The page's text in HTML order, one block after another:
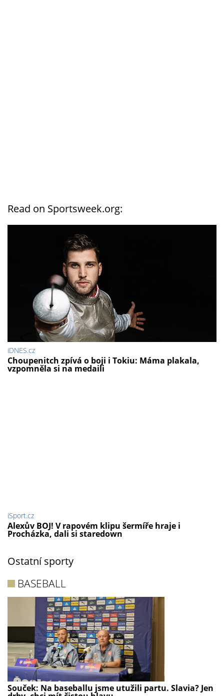
Read on Sportsweek.org:
iDNES.cz
Choupenitch zpívá o boji i Tokiu: Máma plakala,
vzpomněla si na medaili
iSport.cz
Alexův BOJ! V rapovém klipu šermíře hraje i
Procházka, dali si staredown
Ostatní sporty
BASEBALL
Souček: Na baseballu jsme utužili partu. Slavia? Jen